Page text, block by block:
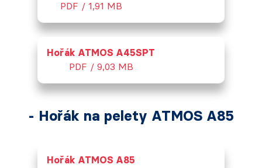
PDF / 1,91 MB
Hořák ATMOS A45SPT
PDF / 9,03 MB
- Hořák na pelety ATMOS A85
Hořák ATMOS A85